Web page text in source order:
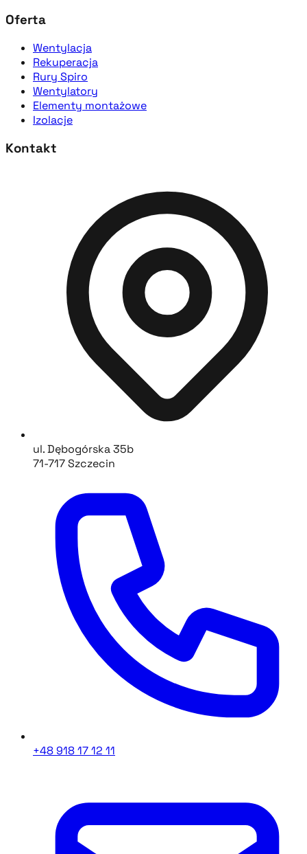
Oferta
Wentylacja
Rekuperacja
Rury Spiro
Wentylatory
Elementy montażowe
Izolacje
Kontakt
ul. Dębogórska 35b
71-717 Szczecin
+48 918 17 12 11